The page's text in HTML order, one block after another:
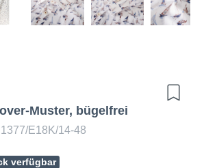
Muster, bügelfrei
E18K/14-48
verfügbar